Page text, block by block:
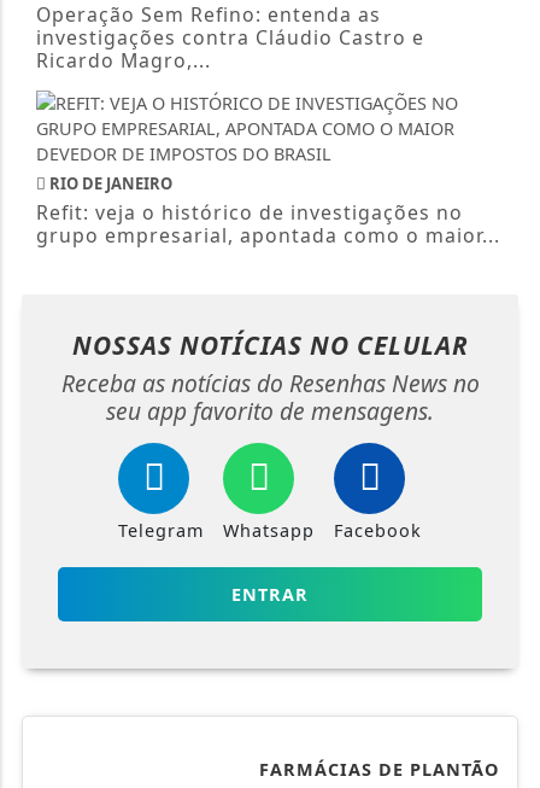
Operação Sem Refino: entenda as
investigações contra Cláudio Castro e
Ricardo Magro,...
RIO DE JANEIRO
Refit: veja o histórico de investigações no
grupo empresarial, apontada como o maior...
NOSSAS NOTÍCIAS NO CELULAR
Receba as notícias do Resenhas News no
seu app favorito de mensagens.
Telegram Whatsapp Facebook
ENTRAR
FARMÁCIAS DE PLANTÃO